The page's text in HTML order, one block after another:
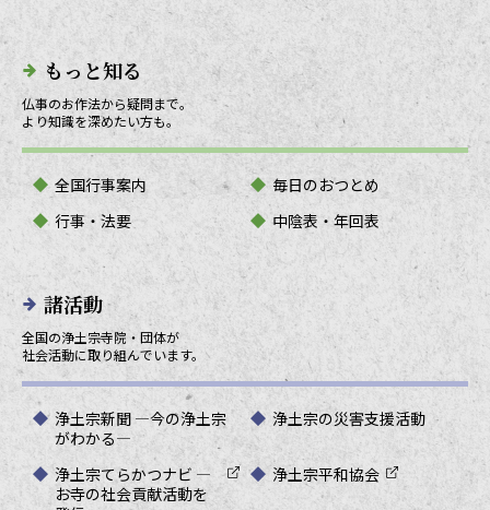
もっと知る
仏事のお作法から疑問まで。
より知識を深めたい方も。
全国行事案内
毎日のおつとめ
行事・法要
中陰表・年回表
諸活動
全国の浄土宗寺院・団体が
社会活動に取り組んでいます。
浄土宗新聞 ―今の浄土宗
がわかる―
浄土宗の災害支援活動
浄土宗てらかつナビ ―
お寺の社会貢献活動を
浄土宗平和協会